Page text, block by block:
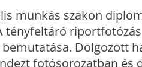
munkás szakon
Dolgozott
fotósorozatban